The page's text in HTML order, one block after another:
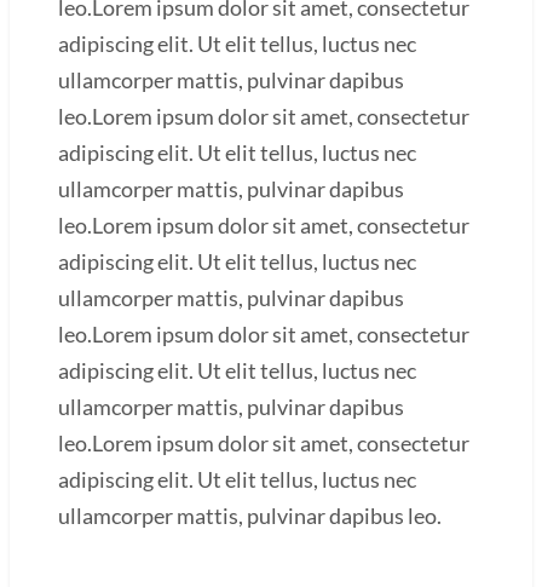
leo.Lorem ipsum dolor sit amet, consectetur
adipiscing elit. Ut elit tellus, luctus nec
ullamcorper mattis, pulvinar dapibus
leo.Lorem ipsum dolor sit amet, consectetur
adipiscing elit. Ut elit tellus, luctus nec
ullamcorper mattis, pulvinar dapibus
leo.Lorem ipsum dolor sit amet, consectetur
adipiscing elit. Ut elit tellus, luctus nec
ullamcorper mattis, pulvinar dapibus
leo.Lorem ipsum dolor sit amet, consectetur
adipiscing elit. Ut elit tellus, luctus nec
ullamcorper mattis, pulvinar dapibus
leo.Lorem ipsum dolor sit amet, consectetur
adipiscing elit. Ut elit tellus, luctus nec
ullamcorper mattis, pulvinar dapibus leo.